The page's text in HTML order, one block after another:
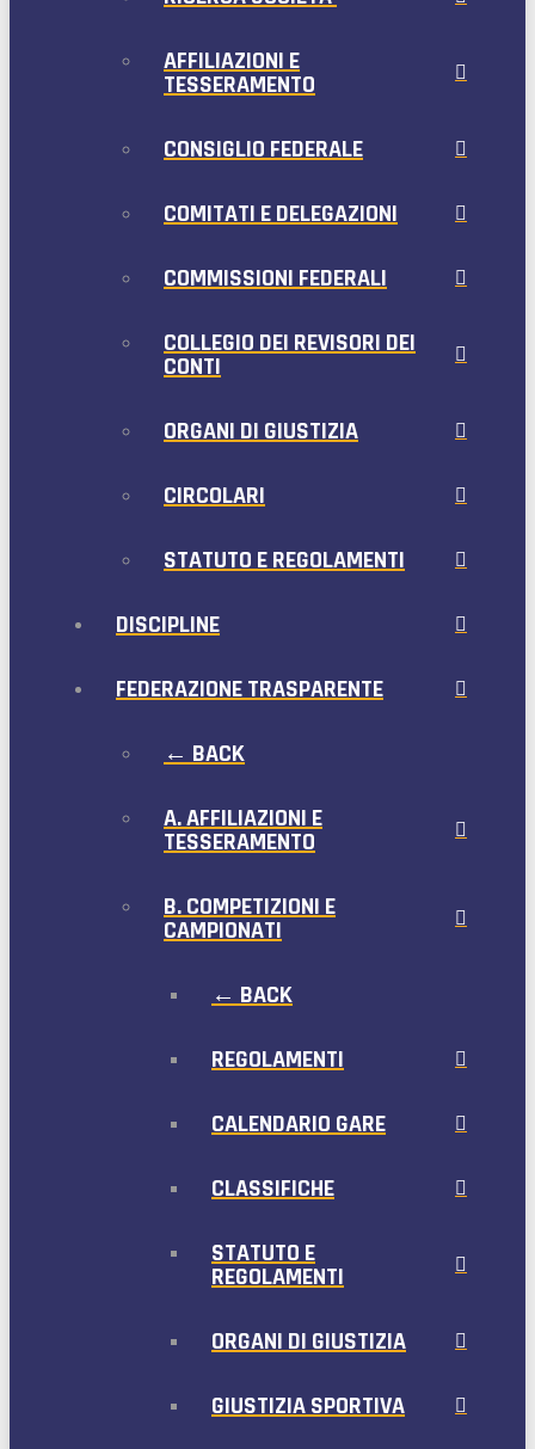
AFFILIAZIONI E
TESSERAMENTO
CONSIGLIO FEDERALE
COMITATI E DELEGAZIONI
COMMISSIONI FEDERALI
COLLEGIO DEI REVISORI DEI
CONTI
ORGANI DI GIUSTIZIA
CIRCOLARI
STATUTO E REGOLAMENTI
DISCIPLINE
FEDERAZIONE TRASPARENTE
← BACK
A. AFFILIAZIONI E
TESSERAMENTO
B. COMPETIZIONI E
CAMPIONATI
← BACK
REGOLAMENTI
CALENDARIO GARE
CLASSIFICHE
STATUTO E
REGOLAMENTI
ORGANI DI GIUSTIZIA
GIUSTIZIA SPORTIVA